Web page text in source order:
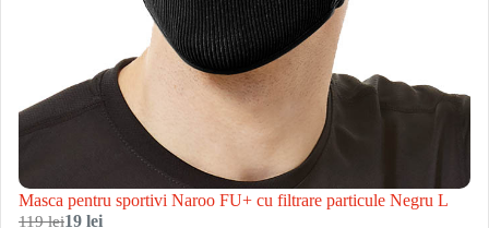
Masca pentru sportivi Naroo FU+ cu filtrare particule Negru L
119 lei19 lei